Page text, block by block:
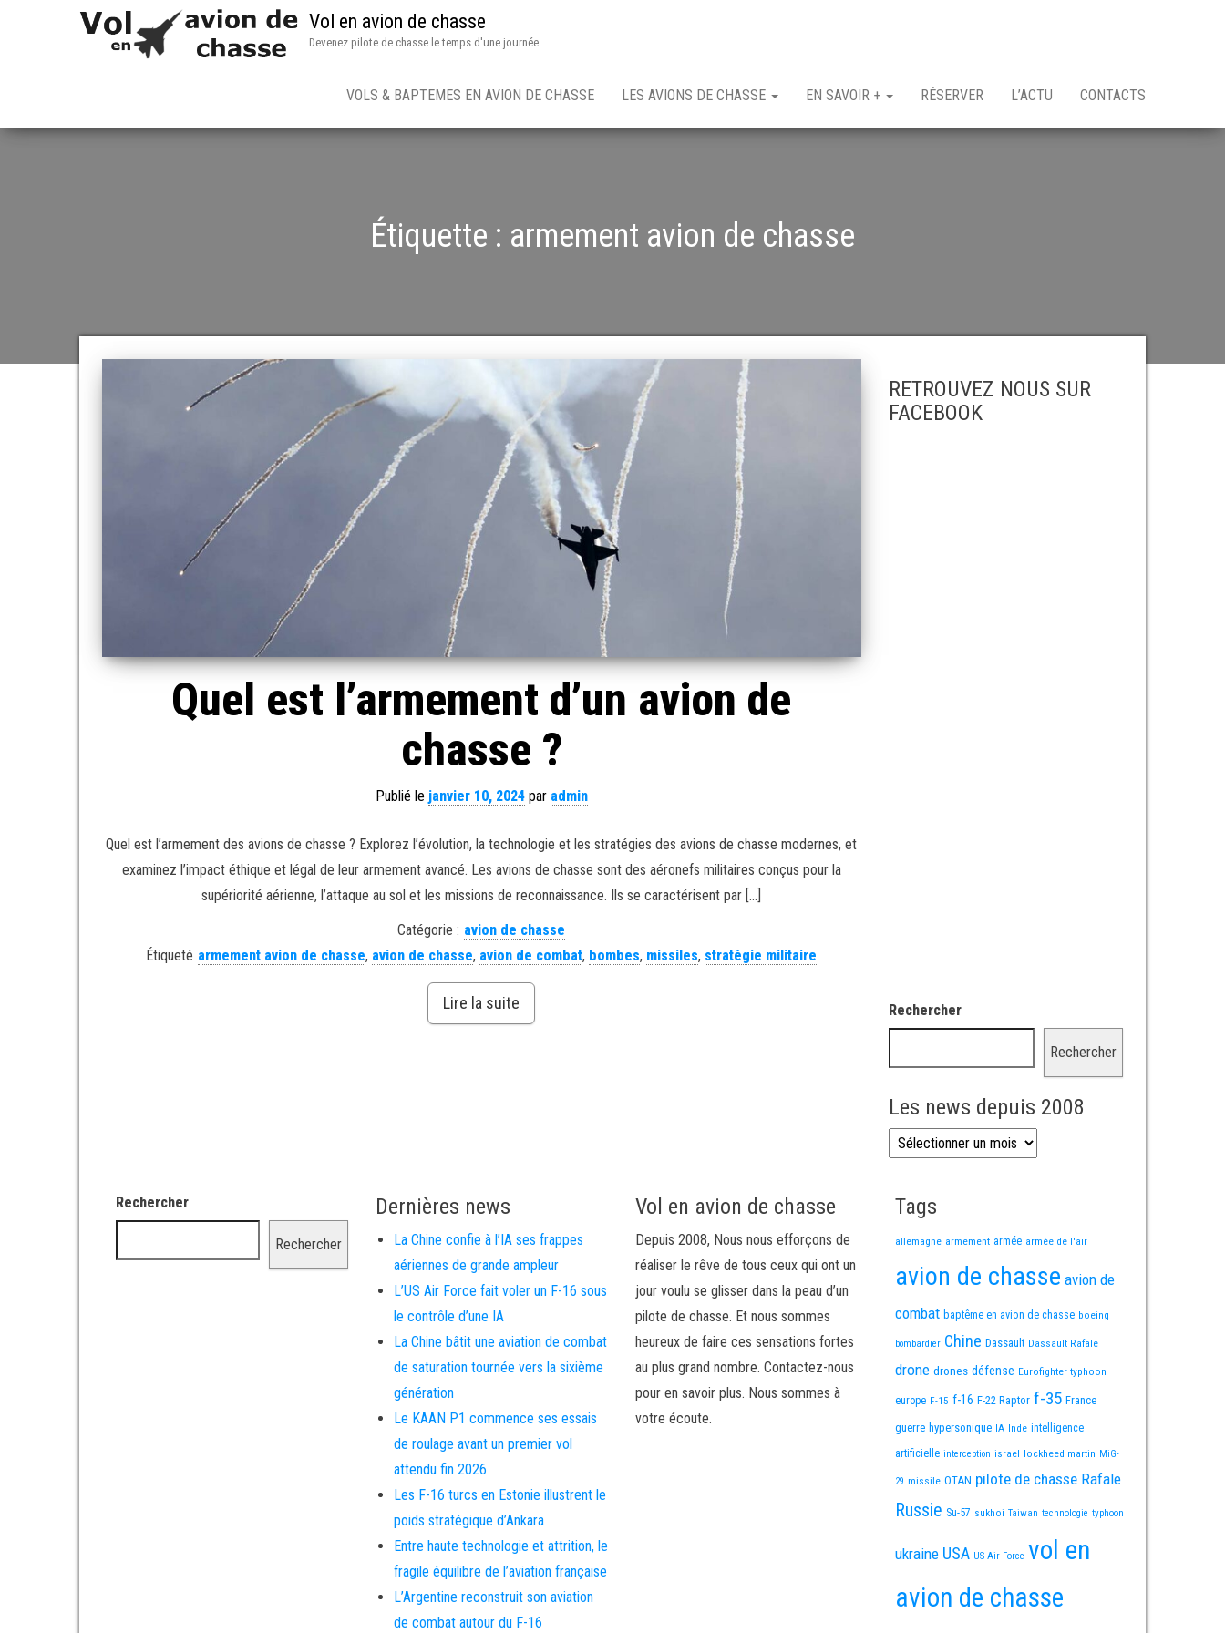
Vol en avion de chasse
Devenez pilote de chasse le temps d'une journée
VOLS & BAPTEMES EN AVION DE CHASSE LES AVIONS DE CHASSE EN SAVOIR + RÉSERVER L’ACTU CONTACTS
Étiquette : armement avion de chasse
Quel est l’armement d’un avion de
chasse ?
Publié le janvier 10, 2024par admin
Quel est l’armement des avions de chasse ? Explorez l’évolution, la technologie et les stratégies des avions de chasse modernes, et
examinez l’impact éthique et légal de leur armement avancé. Les avions de chasse sont des aéronefs militaires conçus pour la
supériorité aérienne, l’attaque au sol et les missions de reconnaissance. Ils se caractérisent par […]
Catégorie : avion de chasse
Étiqueté armement avion de chasse, avion de chasse, avion de combat, bombes, missiles, stratégie militaire
Lire la suite
RETROUVEZ NOUS SUR
FACEBOOK
Rechercher
Rechercher
Les news depuis 2008
Les news depuis 2008
Rechercher
Rechercher
Dernières news
La Chine confie à l’IA ses frappes
aériennes de grande ampleur
L’US Air Force fait voler un F-16 sous
le contrôle d’une IA
La Chine bâtit une aviation de combat
de saturation tournée vers la sixième
génération
Le KAAN P1 commence ses essais
de roulage avant un premier vol
attendu fin 2026
Les F-16 turcs en Estonie illustrent le
poids stratégique d’Ankara
Entre haute technologie et attrition, le
fragile équilibre de l’aviation française
L’Argentine reconstruit son aviation
de combat autour du F-16
Vol en avion de chasse
Depuis 2008, Nous nous efforçons de
réaliser le rêve de tous ceux qui ont un
jour voulu se glisser dans la peau d’un
pilote de chasse. Et nous sommes
heureux de faire ces sensations fortes
au plus grand nombre. Contactez-nous
pour en savoir plus. Nous sommes à
votre écoute.
Tags
allemagne armement armée armée de l'air
avion de chasse avion de
combat baptême en avion de chasse boeing
bombardier Chine Dassault Dassault Rafale
drone drones défense Eurofighter typhoon
europe F-15 f-16 F-22 Raptor f-35 France
guerre hypersonique IA Inde intelligence
artificielle interception israel lockheed martin MiG-
29 missile OTAN pilote de chasse Rafale
Russie Su-57 sukhoi Taiwan technologie typhoon
ukraine USA US Air Force vol en
avion de chasse